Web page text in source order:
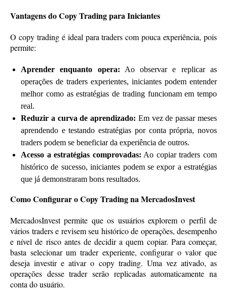
Vantagens do Copy Trading para Iniciantes
O copy trading é ideal para traders com pouca experiência, pois
permite:
Aprender enquanto opera: Ao observar e replicar as
operações de traders experientes, iniciantes podem entender
melhor como as estratégias de trading funcionam em tempo
real.
Reduzir a curva de aprendizado: Em vez de passar meses
aprendendo e testando estratégias por conta própria, novos
traders podem se beneficiar da experiência de outros.
Acesso a estratégias comprovadas: Ao copiar traders com
histórico de sucesso, iniciantes podem se expor a estratégias
que já demonstraram bons resultados.
Como Configurar o Copy Trading na MercadosInvest
MercadosInvest permite que os usuários explorem o perfil de
vários traders e revisem seu histórico de operações, desempenho
e nível de risco antes de decidir a quem copiar. Para começar,
basta selecionar um trader experiente, configurar o valor que
deseja investir e ativar o copy trading. Uma vez ativado, as
operações desse trader serão replicadas automaticamente na
conta do usuário.